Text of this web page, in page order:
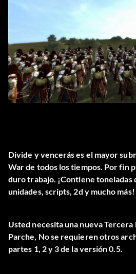
Divide y vencerás es el mayor
War de todos los tiempos. Por fin
duro trabajo. ¡Contiene toneladas
unidades, scripts, 2d y mucho más!
Usted necesita una nueva Tercera
Parche, No se requieren otros
partes 1, 2 y 3 de la versión 0.5.